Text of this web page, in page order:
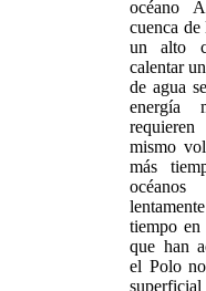
océano
cuenca de
un alto
calentar
de agua
energía
mismo
más
tiempo en
que han
el Polo